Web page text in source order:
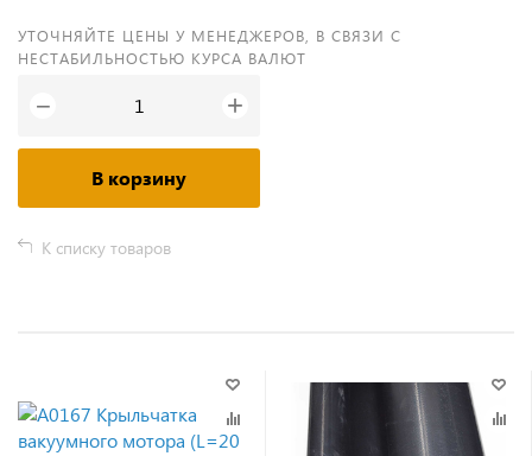
УТОЧНЯЙТЕ ЦЕНЫ У МЕНЕДЖЕРОВ, В СВЯЗИ С
НЕСТАБИЛЬНОСТЬЮ КУРСА ВАЛЮТ
− +
В корзину
К списку товаров